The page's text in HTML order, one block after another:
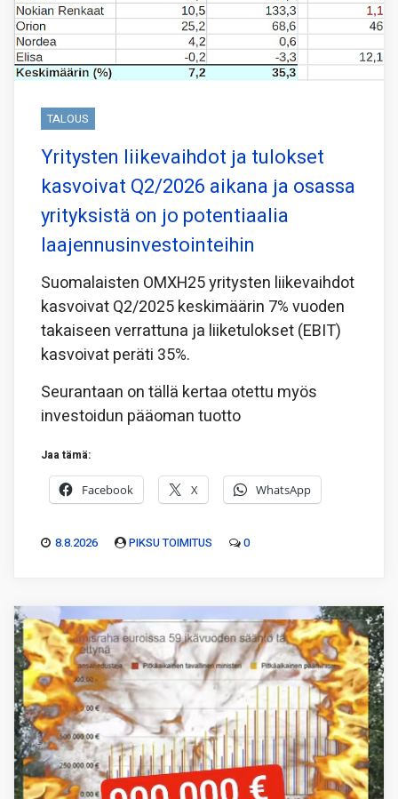
TALOUS
Yritysten liikevaihdot ja tulokset
kasvoivat Q2/2026 aikana ja osassa
yrityksistä on jo potentiaalia
laajennusinvestointeihin
Suomalaisten OMXH25 yritysten liikevaihdot
kasvoivat Q2/2025 keskimäärin 7% vuoden
takaiseen verrattuna ja liiketulokset (EBIT)
kasvoivat peräti 35%.
Seurantaan on tällä kertaa otettu myös
investoidun pääoman tuotto
Jaa tämä:
Facebook X WhatsApp
8.8.2026 PIKSU TOIMITUS 0